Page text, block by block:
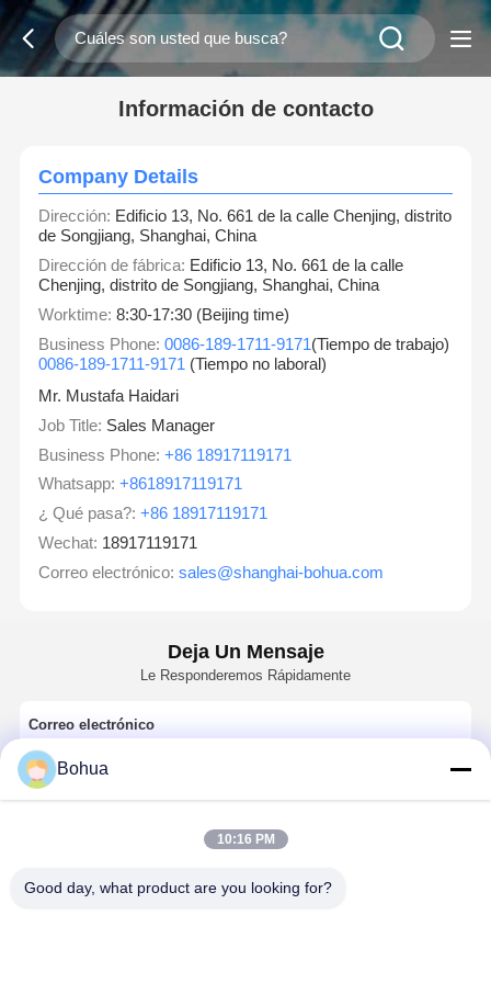
Información de contacto
Company Details
Dirección: Edificio 13, No. 661 de la calle Chenjing, distrito
de Songjiang, Shanghai, China
Dirección de fábrica: Edificio 13, No. 661 de la calle
Chenjing, distrito de Songjiang, Shanghai, China
Worktime: 8:30-17:30 (Beijing time)
Business Phone: 0086-189-1711-9171(Tiempo de trabajo)
0086-189-1711-9171 (Tiempo no laboral)
Mr. Mustafa Haidari
Job Title: Sales Manager
Business Phone: +86 18917119171
Whatsapp: +8618917119171
¿ Qué pasa?: +86 18917119171
Wechat: 18917119171
Correo electrónico: sales@shanghai-bohua.com
Deja Un Mensaje
Le Responderemos Rápidamente
Correo electrónico
Bohua
10:16 PM
Good day, what product are you looking for?